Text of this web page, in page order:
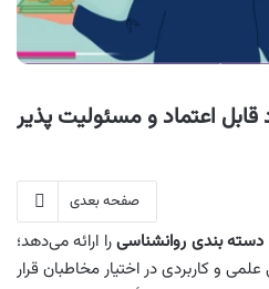
اعتماد و مسئولیت‌ پذیر
صفحه بعدی
دسته‌ بندی روانشناسیرا ارائه می‌دهد؛
و کاربردی در اختیار مخاطبان قرار